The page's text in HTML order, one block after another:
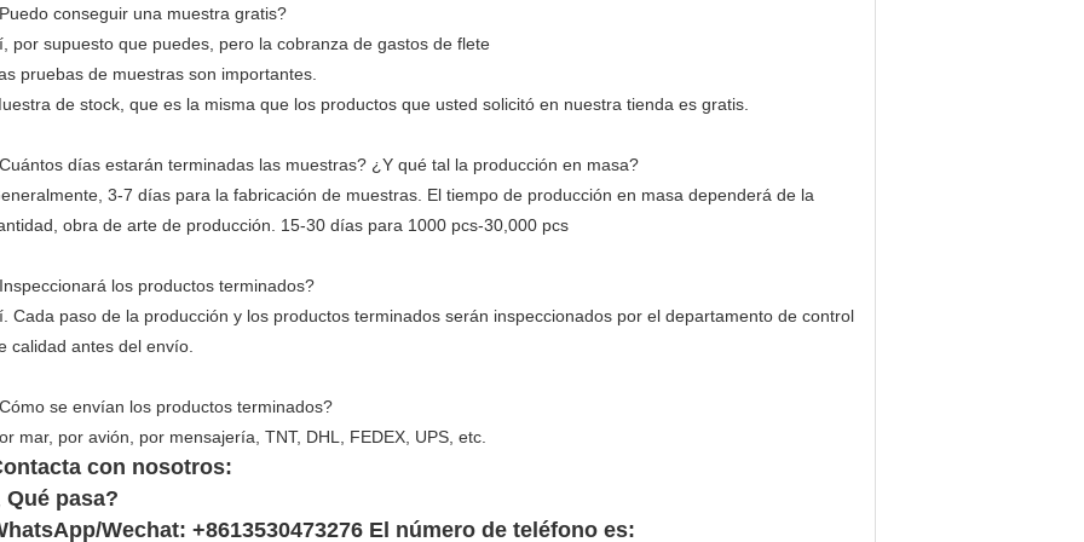
conseguir una muestra gratis?
por supuesto que puedes, pero la cobranza de gastos de flete
pruebas de muestras son importantes.
de stock, que es la misma que los productos que usted solicitó en nuestra tienda es gratis.
días estarán terminadas las muestras? ¿Y qué tal la producción en masa?
3-7 días para la fabricación de muestras. El tiempo de producción en masa dependerá de la
obra de arte de producción. 15-30 días para 1000 pcs-30,000 pcs
los productos terminados?
Cada paso de la producción y los productos terminados serán inspeccionados por el departamento de control
calidad antes del envío.
se envían los productos terminados?
mar, por avión, por mensajería, TNT, DHL, FEDEX, UPS, etc.
con nosotros:
Qué pasa?
Wechat: +8613530473276 El número de teléfono es: